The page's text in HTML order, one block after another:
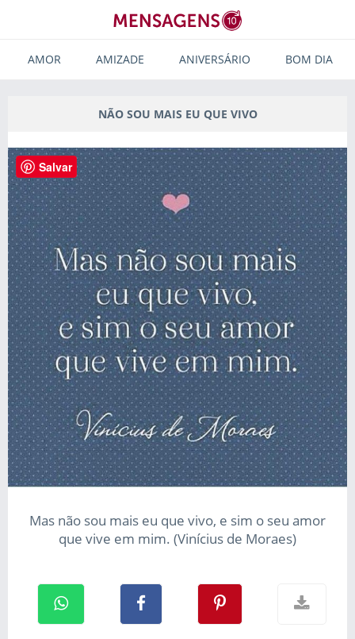
AMOR AMIZADE ANIVERSÁRIO BOM DIA
NÃO SOU MAIS EU QUE VIVO
Mas não sou mais eu que vivo, e sim o seu amor
que vive em mim. (Vinícius de Moraes)
Salvar